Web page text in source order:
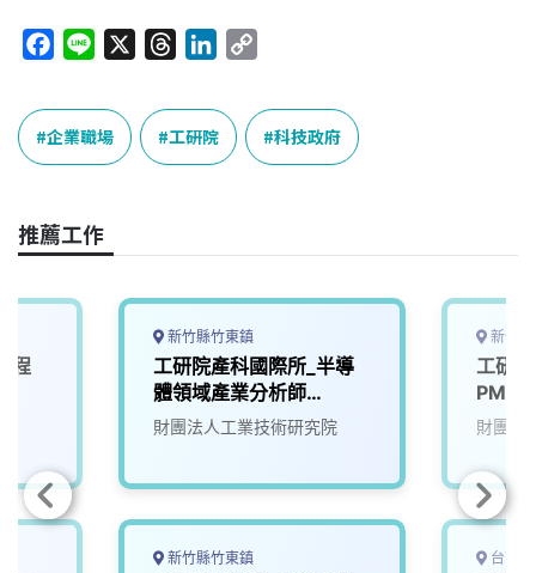
c
e
b
o
k
n
e
r
e
a
n
k
e
n
p
y
L
k
企業職場 工研院 科技政府
推薦工作
程
新竹縣竹東鎮
工研院產科國際所_半導
體領域產業分析師
(0C300)
財團法人工業技術研究院
新竹縣竹東鎮
新竹
工研
財團法
台南